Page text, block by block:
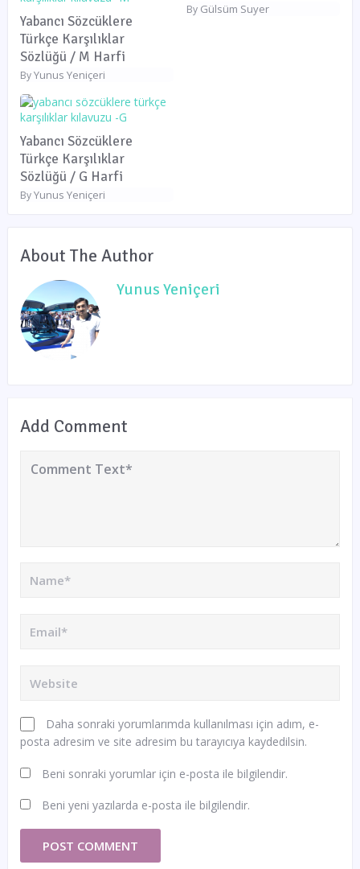
Yabancı Sözcüklere
Türkçe Karşılıklar
Sözlüğü / M Harfi
ByYunus Yeniçeri
By Gülsüm Suyer
Yabancı Sözcüklere
Türkçe Karşılıklar
Sözlüğü / G Harfi
ByYunus Yeniçeri
About The Author
Yunus Yeniçeri
Add Comment
Daha sonraki yorumlarımda kullanılması için adım, e-
posta adresim ve site adresim bu tarayıcıya kaydedilsin.
Beni sonraki yorumlar için e-posta ile bilgilendir.
Beni yeni yazılarda e-posta ile bilgilendir.